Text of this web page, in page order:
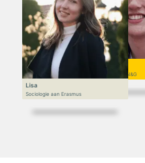
Niek
VWO 6, N&T/N&G
Lisa
Sociologie aan Erasmus